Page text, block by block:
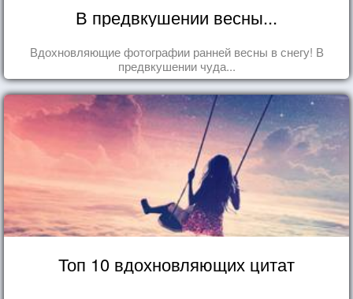
В предвкушении весны...
Вдохновляющие фотографии ранней весны в снегу! В
предвкушении чуда...
Топ 10 вдохновляющих цитат